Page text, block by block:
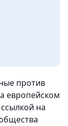
против
европейском
на